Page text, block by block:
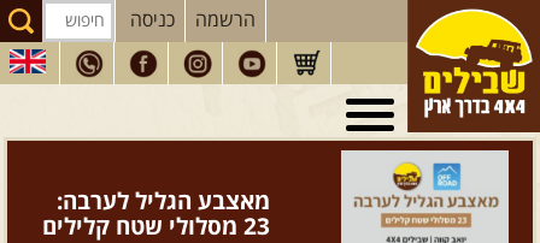
הרשמה כניסה
טיולי 4X4
בארץ
מסעות בעולם
טיוליםלרכב פנאי
מאצבע הגליל לערבה:
23 מסלולי שטח קלילים